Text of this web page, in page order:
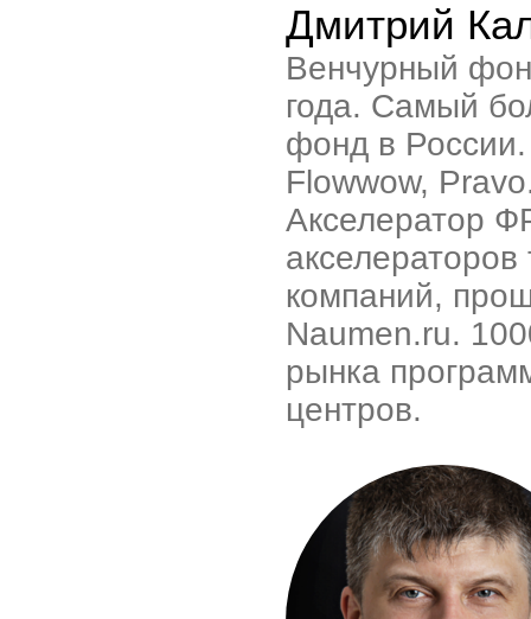
Дмитрий
Венчурный
года. Самый
фонд в
Flowwow,
Акселератор
компаний,
Naumen.ru.
рынка
центров.